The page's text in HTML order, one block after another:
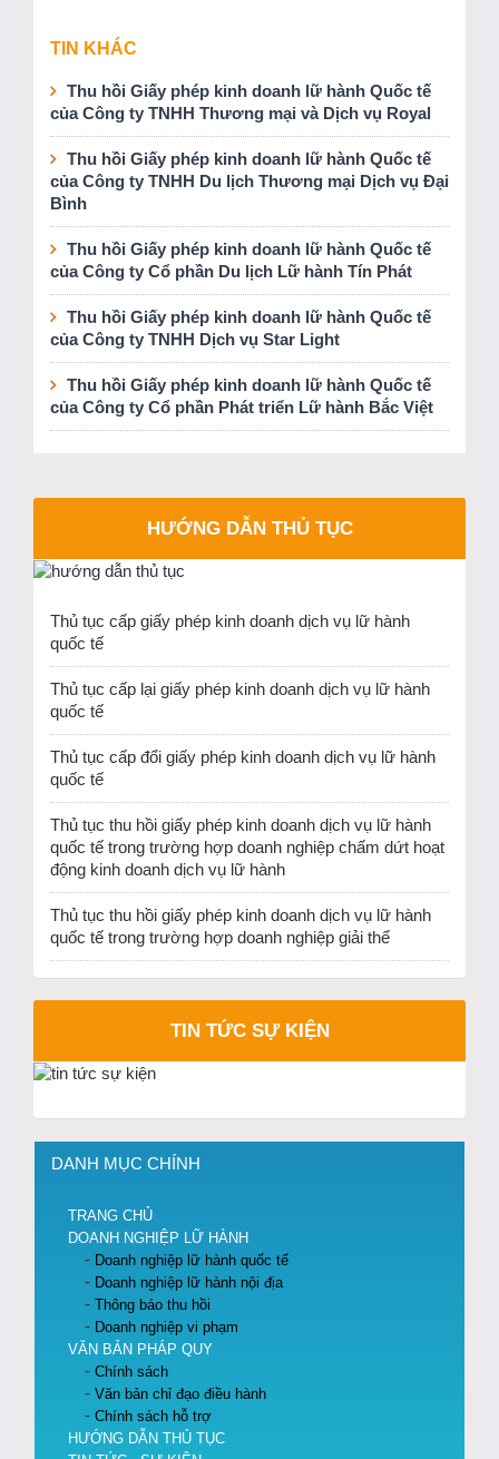
TIN KHÁC
Thu hồi Giấy phép kinh doanh lữ hành Quốc tế
của Công ty TNHH Thương mại và Dịch vụ Royal
Thu hồi Giấy phép kinh doanh lữ hành Quốc tế
của Công ty TNHH Du lịch Thương mại Dịch vụ Đại
Bình
Thu hồi Giấy phép kinh doanh lữ hành Quốc tế
của Công ty Cổ phần Du lịch Lữ hành Tín Phát
Thu hồi Giấy phép kinh doanh lữ hành Quốc tế
của Công ty TNHH Dịch vụ Star Light
Thu hồi Giấy phép kinh doanh lữ hành Quốc tế
của Công ty Cổ phần Phát triển Lữ hành Bắc Việt
HƯỚNG DẪN THỦ TỤC
Thủ tục cấp giấy phép kinh doanh dịch vụ lữ hành
quốc tế
Thủ tục cấp lại giấy phép kinh doanh dịch vụ lữ hành
quốc tế
Thủ tục cấp đổi giấy phép kinh doanh dịch vụ lữ hành
quốc tế
Thủ tục thu hồi giấy phép kinh doanh dịch vụ lữ hành
quốc tế trong trường hợp doanh nghiệp chấm dứt hoạt
động kinh doanh dịch vụ lữ hành
Thủ tục thu hồi giấy phép kinh doanh dịch vụ lữ hành
quốc tế trong trường hợp doanh nghiệp giải thể
TIN TỨC SỰ KIỆN
DANH MỤC CHÍNH
TRANG CHỦ
DOANH NGHIỆP LỮ HÀNH
Doanh nghiệp lữ hành quốc tế
Doanh nghiệp lữ hành nội địa
Thông báo thu hồi
Doanh nghiệp vi phạm
VĂN BẢN PHÁP QUY
Chính sách
Văn bản chỉ đạo điều hành
Chính sách hỗ trợ
HƯỚNG DẪN THỦ TỤC